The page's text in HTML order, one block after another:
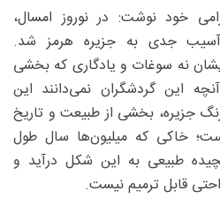
خود نوشت: در نوروز امسال،
آسیب جدی به جزیره هرمز شد.
نه سوغات و یادگاری که بخشی
این گردشگران نمی‌دانند این
جزیره، بخشی از طبیعت و تاریخ
خاکی که میلیون‌ها سال طول
طبیعی به این شکل درآید و
قابل ترمیم نیست.